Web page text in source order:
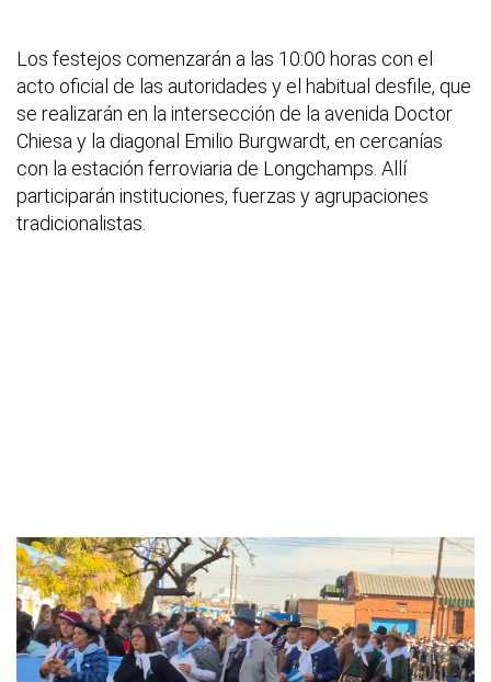
Los festejos comenzarán a las 10:00 horas con el
acto oficial de las autoridades y el habitual desfile, que
se realizarán en la intersección de la avenida Doctor
Chiesa y la diagonal Emilio Burgwardt, en cercanías
con la estación ferroviaria de Longchamps. Allí
participarán instituciones, fuerzas y agrupaciones
tradicionalistas.